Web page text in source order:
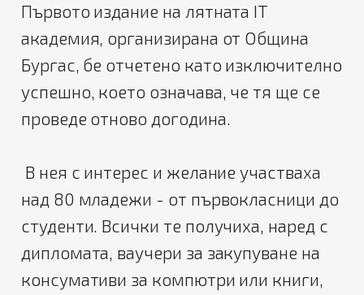
Първото издание на лятната IT
академия, организирана от Община
Бургас, бе отчетено като изключително
успешно, което означава, че тя ще се
проведе отново догодина.
В нея с интерес и желание участваха
над 80 младежи - от първокласници до
студенти. Всички те получиха, наред с
дипломата, ваучери за закупуване на
консумативи за компютри или книги,